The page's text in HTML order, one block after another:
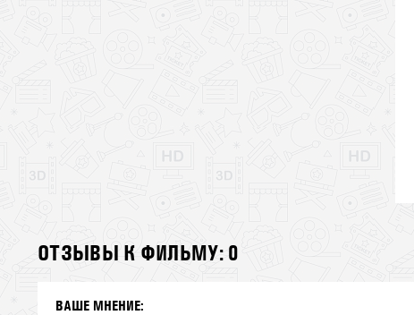
ОТЗЫВЫ К ФИЛЬМУ: 0
ВАШЕ МНЕНИЕ: